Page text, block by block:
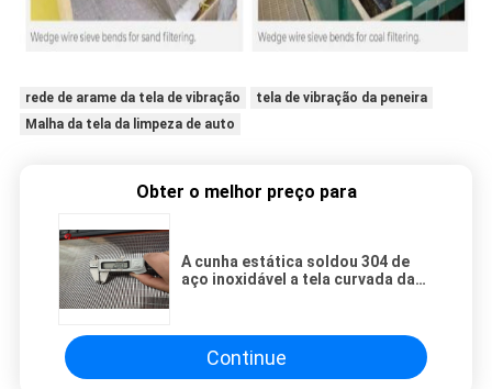
rede de arame da tela de vibração
tela de vibração da peneira
Malha da tela da limpeza de auto
Obter o melhor preço para
A cunha estática soldou 304 de
aço inoxidável a tela curvada da
Continue